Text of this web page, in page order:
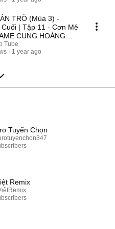
TRÒ (Mùa 3) -
Cuối | Tập 11 - Cơn Mê
CUNG HOÀNG
Drama 2025
Tube
1 year ago
Tuyển Chọn
Remix